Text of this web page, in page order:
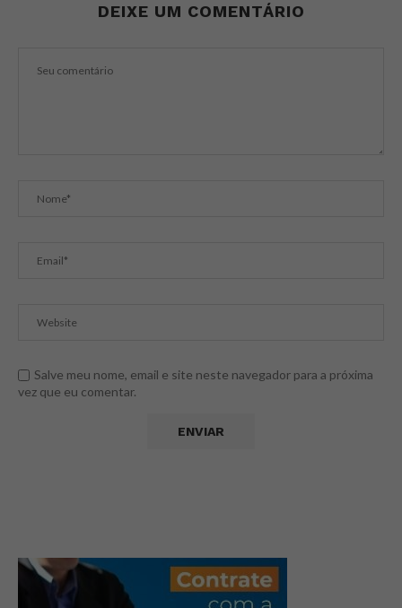
DEIXE UM COMENTÁRIO
Salve meu nome, email e site neste navegador para a próxima
vez que eu comentar.